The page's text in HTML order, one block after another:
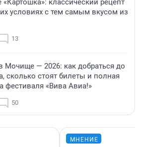
классический рецепт
условиях с тем самым вкусом из
13
Мочище — 2026: как добраться до
сколько стоят билеты и полная
фестиваля «Вива Авиа!»
50
МНЕНИЕ